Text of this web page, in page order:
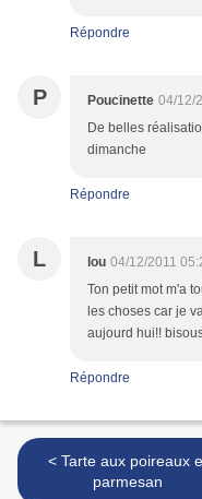
Répondre
P Poucinette 04/12/
De belles
dimanche
Répondre
L lou 04/12/2011
Ton petit mot m'a
les choses car je
aujourd hui!!
Répondre
< Tarte aux poireaux et
parmesan